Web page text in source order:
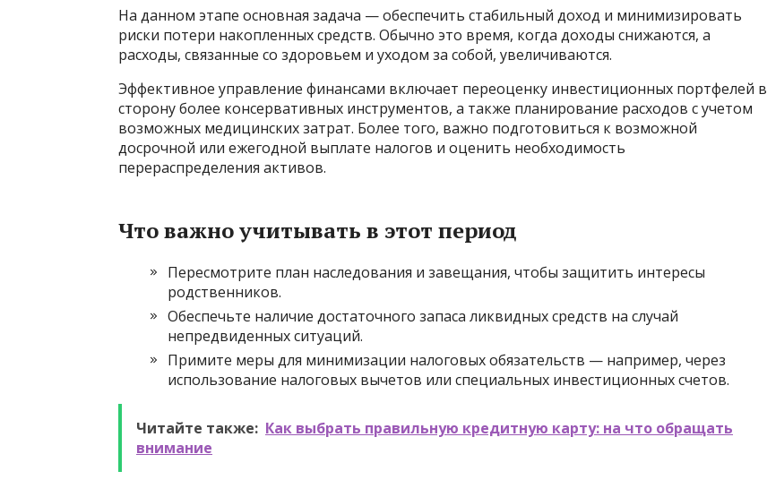
На данном этапе основная задача — обеспечить стабильный доход и минимизировать
риски потери накопленных средств. Обычно это время, когда доходы снижаются, а
расходы, связанные со здоровьем и уходом за собой, увеличиваются.
Эффективное управление финансами включает переоценку инвестиционных портфелей в
сторону более консервативных инструментов, а также планирование расходов с учетом
возможных медицинских затрат. Более того, важно подготовиться к возможной
досрочной или ежегодной выплате налогов и оценить необходимость
перераспределения активов.
Что важно учитывать в этот период
Пересмотрите план наследования и завещания, чтобы защитить интересы
родственников.
Обеспечьте наличие достаточного запаса ликвидных средств на случай
непредвиденных ситуаций.
Примите меры для минимизации налоговых обязательств — например, через
использование налоговых вычетов или специальных инвестиционных счетов.
Читайте также: Как выбрать правильную кредитную карту: на что обращать
внимание